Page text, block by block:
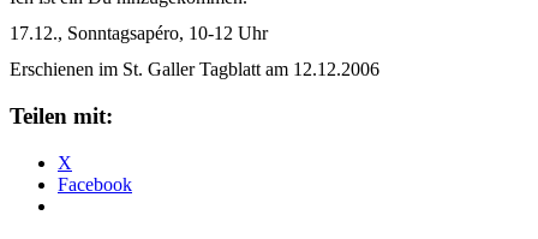
17.12., Sonntagsapéro, 10-12 Uhr
Erschienen im St. Galler Tagblatt am 12.12.2006
Teilen mit:
X
Facebook